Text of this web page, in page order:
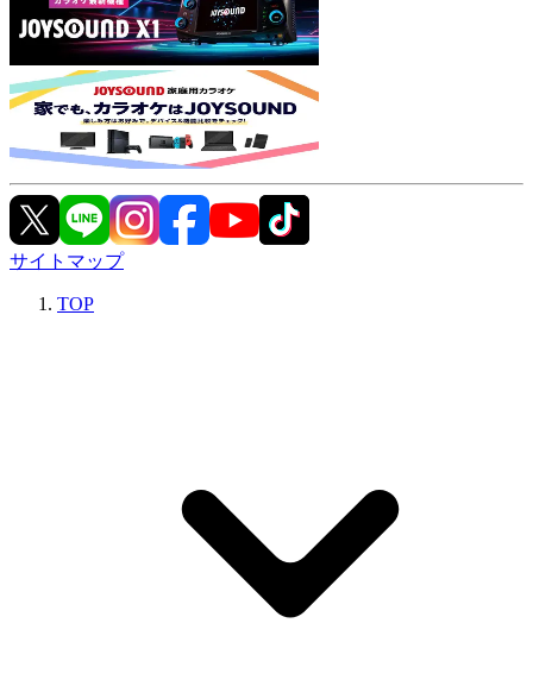
サイトマップ
TOP